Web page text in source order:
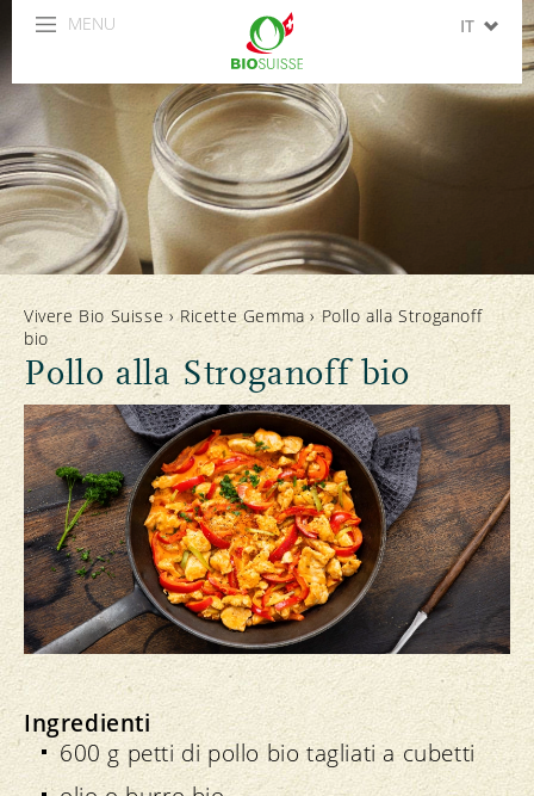
MENU IT
ES
Vivere Bio Suisse ›Ricette Gemma ›Pollo alla Stroganoff
bio
Pollo alla Stroganoff bio
Ingredienti
600 g petti di pollo bio tagliati a cubetti